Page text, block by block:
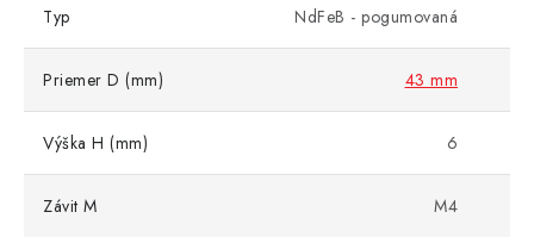
Typ NdFeB - pogumovaná
Priemer D (mm) 43 mm
Výška H (mm) 6
Závit M M4